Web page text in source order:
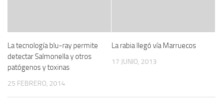
La tecnología blu-ray permite
detectar Salmonella y otros
patógenos y toxinas
25 FEBRERO, 2014
La rabia llegó vía Marruecos
17 JUNIO, 2013